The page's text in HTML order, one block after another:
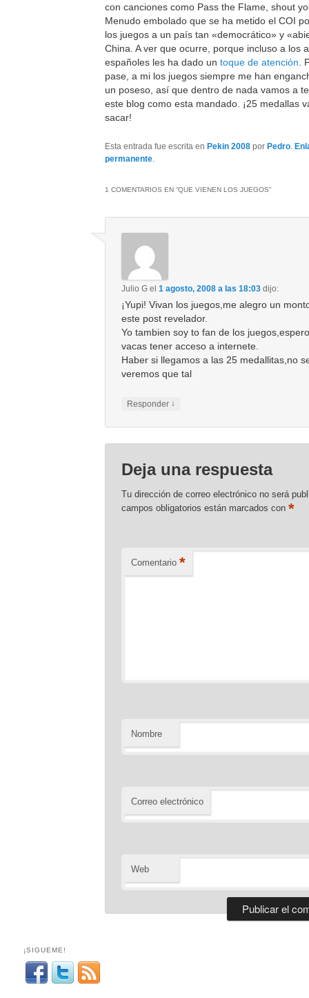
con canciones como Pass the Flame, shout
Menudo embolado que se ha metido el COI
los juegos a un país tan «democrático» y
China. A ver que ocurre, porque incluso a los
españoles les ha dado un toque de atención .
pase, a mi los juegos siempre me han
un poseso, así que dentro de nada vamos a
este blog como esta mandado. ¡25 medallas
sacar!
Esta entrada fue escrita enPekin 2008 porPedro.
permanente.
1 COMENTARIOS EN “QUE VIENEN LOS JUEGOS”
Julio G el1 agosto, 2008 a las 18:03 dijo:
¡Yupi! Vivan los juegos,me alegro un
este post revelador.
Yo tambien soy to fan de los
vacas tener acceso a internete.
Haber si llegamos a las 25 medallitas,no
veremos que tal
Responder ↓
Deja una respuesta
Tu dirección de correo electrónico no será
campos obligatorios están marcados con*
Comentario *
Nombre
Correo electrónico
Web
¡SIGUEME!